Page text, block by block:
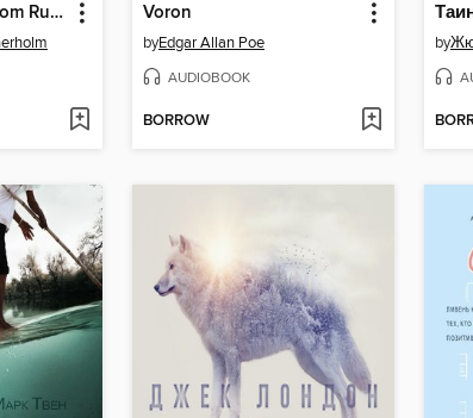
English Course (From Russian) Voron
byEdgar Allan Poe
AUDIOBOOK
BORROW
by